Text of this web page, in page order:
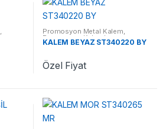
, Promosyon Metal Kalem,
Promosyon Kalemler
KALEM BEYAZ ST340220 BY
Özel Fiyat